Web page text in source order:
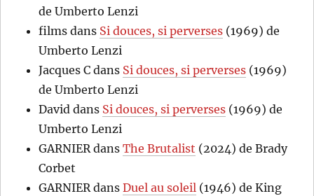
de Umberto Lenzi
films dans Si douces, si perverses (1969) de
Umberto Lenzi
Jacques C dans Si douces, si perverses (1969)
de Umberto Lenzi
David dans Si douces, si perverses (1969) de
Umberto Lenzi
GARNIERdansThe Brutalist (2024) de Brady
Corbet
GARNIERdansDuel au soleil (1946) de King